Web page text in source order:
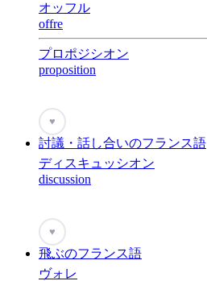
オッフル
offre
プロポジシオン
proposition
♥
討議・話し合いのフランス語
ディスキュッシオン
discussion
♥
飛ぶのフランス語
ヴォレ